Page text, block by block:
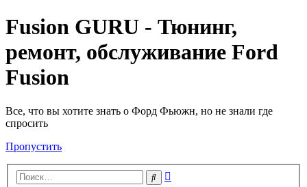
Fusion GURU - Тюнинг,
ремонт, обслуживание Ford
Fusion
Все, что вы хотите знать о Форд Фьюжн, но не знали где
спросить
Пропустить
Поиск